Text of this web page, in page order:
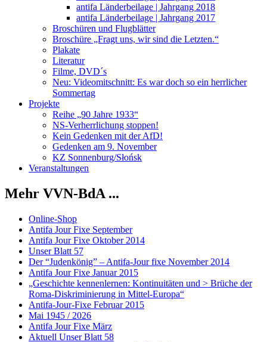
antifa Länderbeilage | Jahrgang 2018
antifa Länderbeilage | Jahrgang 2017
Broschüren und Flugblätter
Broschüre „Fragt uns, wir sind die Letzten.“
Plakate
Literatur
Filme, DVD´s
Neu: Videomitschnitt: Es war doch so ein herrlicher
Sommertag
Projekte
Reihe „90 Jahre 1933“
NS-Verherrlichung stoppen!
Kein Gedenken mit der AfD!
Gedenken am 9. November
KZ Sonnenburg/Słońsk
Veranstaltungen
Mehr VVN-BdA ...
Online-Shop
Antifa Jour Fixe September
Antifa Jour Fixe Oktober 2014
Unser Blatt 57
Der “Judenkönig” – Antifa-Jour fixe November 2014
Antifa Jour Fixe Januar 2015
„Geschichte kennenlernen: Kontinuitäten und > Brüche der
Roma-Diskriminierung in Mittel-Europa“
Antifa-Jour-Fixe Februar 2015
Mai 1945 / 2026
Antifa Jour Fixe März
Aktuell Unser Blatt 58